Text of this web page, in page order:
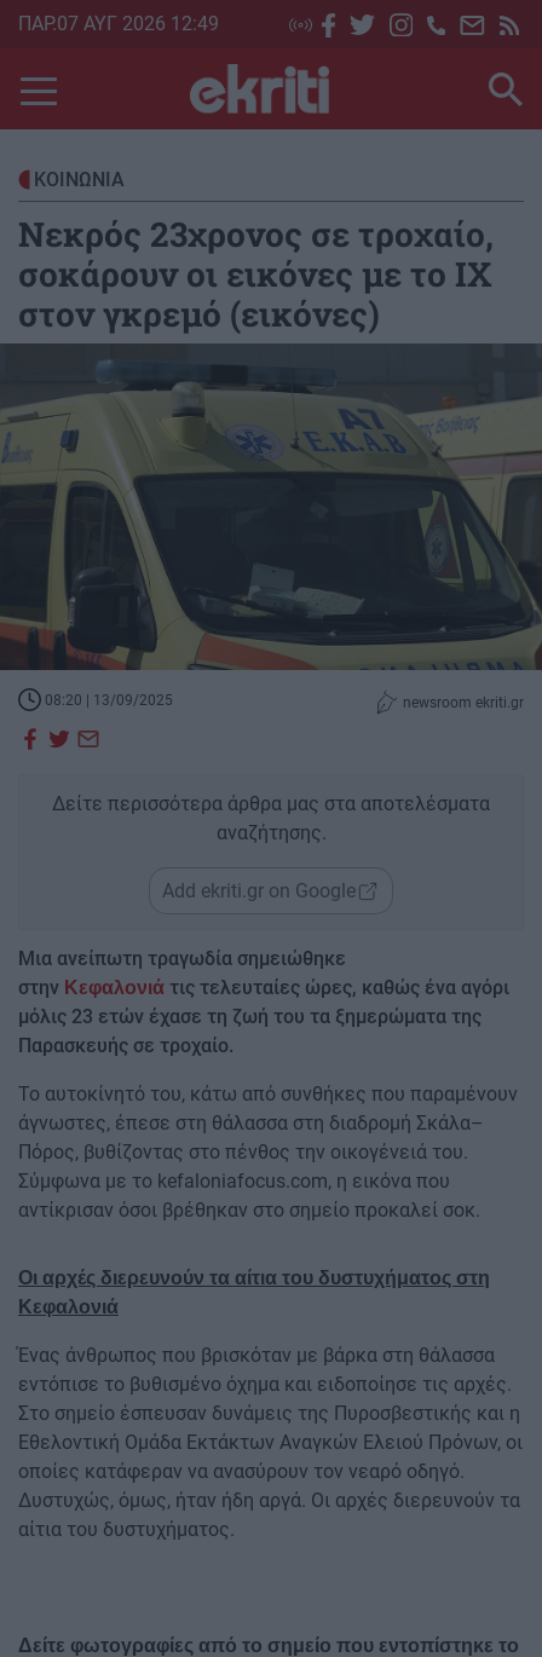
Skip
main
content
ΠΑΡ.07 ΑΥΓ 2026 12:49
ΚΟΙΝΩΝΙΑ
Νεκρός 23χρονος σε τροχαίο,
σοκάρουν οι εικόνες με το ΙΧ
στον γκρεμό (εικόνες)
08:20 | 13/09/2025 newsroom ekriti.gr
Δείτε περισσότερα άρθρα μας στα αποτελέσματα
αναζήτησης.
Add ekriti.gr on Google
Μια ανείπωτη τραγωδία σημειώθηκε
στην Κεφαλονιά τις τελευταίες ώρες, καθώς ένα αγόρι
μόλις 23 ετών έχασε τη ζωή του τα ξημερώματα της
Παρασκευής σε τροχαίο.
Το αυτοκίνητό του, κάτω από συνθήκες που παραμένουν
άγνωστες, έπεσε στη θάλασσα στη διαδρομή Σκάλα–
Πόρος, βυθίζοντας στο πένθος την οικογένειά του.
Σύμφωνα με το kefaloniafocus.com, η εικόνα που
αντίκρισαν όσοι βρέθηκαν στο σημείο προκαλεί σοκ.
Οι αρχές διερευνούν τα αίτια του δυστυχήματος στη
Κεφαλονιά
Ένας άνθρωπος που βρισκόταν με βάρκα στη θάλασσα
εντόπισε το βυθισμένο όχημα και ειδοποίησε τις αρχές.
Στο σημείο έσπευσαν δυνάμεις της Πυροσβεστικής και η
Εθελοντική Ομάδα Εκτάκτων Αναγκών Ελειού Πρόνων, οι
οποίες κατάφεραν να ανασύρουν τον νεαρό οδηγό.
Δυστυχώς, όμως, ήταν ήδη αργά. Οι αρχές διερευνούν τα
αίτια του δυστυχήματος.
Δείτε φωτογραφίες από το σημείο που εντοπίστηκε το